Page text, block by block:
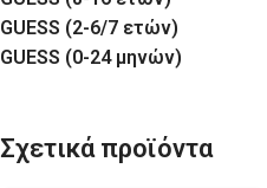
GUESS (2-6/7 ετών)
GUESS (0-24 μηνών)
Σχετικά προϊόντα